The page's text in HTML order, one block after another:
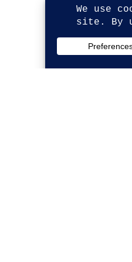
Rights Reserved.